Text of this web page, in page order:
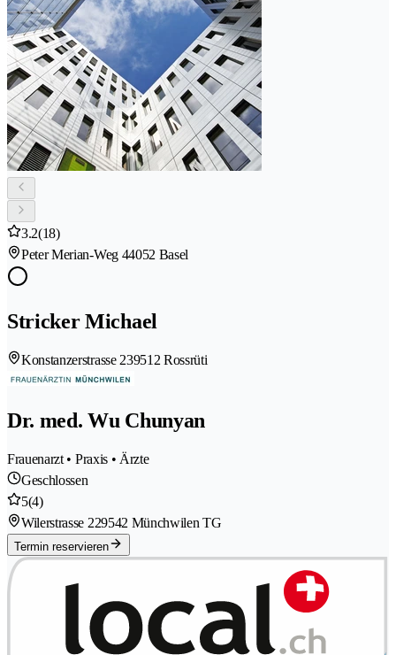
3.2(18)
Peter Merian-Weg 44052 Basel
Stricker Michael
Konstanzerstrasse 239512 Rossrüti
Dr. med. Wu Chunyan
Frauenarzt • Praxis • Ärzte
Geschlossen
5(4)
Wilerstrasse 229542 Münchwilen TG
Termin reservieren